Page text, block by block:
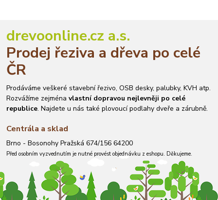
drevoonline.cz a.s.
Prodej řeziva a dřeva po celé
ČR
Prodáváme veškeré stavební řezivo, OSB desky, palubky, KVH atp.
Rozvážíme zejménavlastní dopravou nejlevněji po celé
republice. Najdete u nás také plovoucí podlahy dveře a zárubně.
Centrála a sklad
Brno - Bosonohy Pražská 674/156 64200
Před osobním vyzvednutím je nutné provést objednávku z eshopu. Děkujeme.